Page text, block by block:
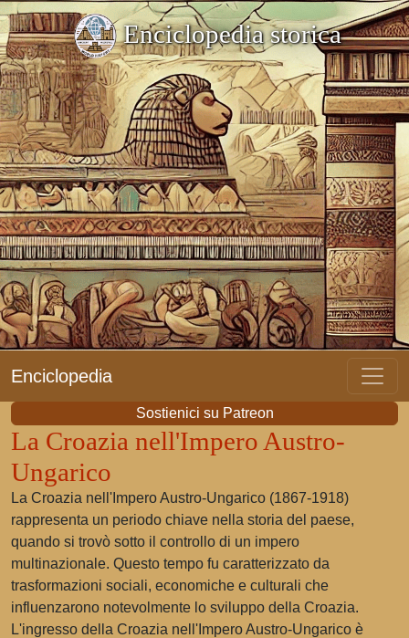
Enciclopedia storica
Enciclopedia
Sostienici su Patreon
La Croazia nell'Impero Austro-
Ungarico
La Croazia nell'Impero Austro-Ungarico (1867-1918)
rappresenta un periodo chiave nella storia del paese,
quando si trovò sotto il controllo di un impero
multinazionale. Questo tempo fu caratterizzato da
trasformazioni sociali, economiche e culturali che
influenzarono notevolmente lo sviluppo della Croazia.
L'ingresso della Croazia nell'Impero Austro-Ungarico è